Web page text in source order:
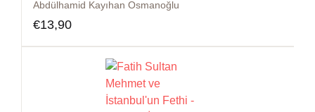
Abdülhamid Kayıhan Osmanoğlu
€13,90